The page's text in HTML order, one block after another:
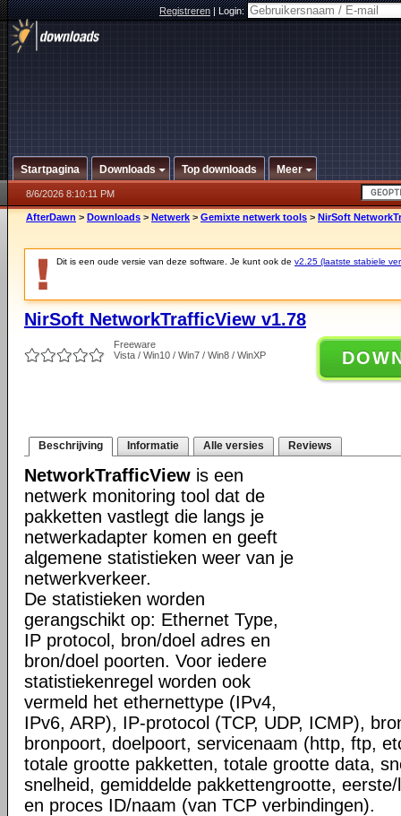
Registreren|Login:
Startpagina Downloads Top downloads Meer
8/6/2026 8:10:11 PM
AfterDawn > Downloads > Netwerk > Gemixte netwerk tools > NirSoft
Dit is een oude versie van deze software. Je kunt ook de v2.25 (laatste stabiele
NirSoft NetworkTrafficView v1.78
Freeware
Vista / Win10 / Win7 / Win8 / WinXP
Beschrijving Informatie Alle versies Reviews
NetworkTrafficView is een
netwerk monitoring tool dat de
pakketten vastlegt die langs je
netwerkadapter komen en geeft
algemene statistieken weer van je
netwerkverkeer.
De statistieken worden
gerangschikt op: Ethernet Type,
IP protocol, bron/doel adres en
bron/doel poorten. Voor iedere
statistiekenregel worden ook
vermeld het ethernettype (IPv4,
IPv6, ARP), IP-protocol (TCP, UDP, ICMP),
bronpoort, doelpoort, servicenaam (http, ftp,
totale grootte pakketten, totale grootte data,
snelheid, gemiddelde pakkettengrootte,
en proces ID/naam (van TCP verbindingen).